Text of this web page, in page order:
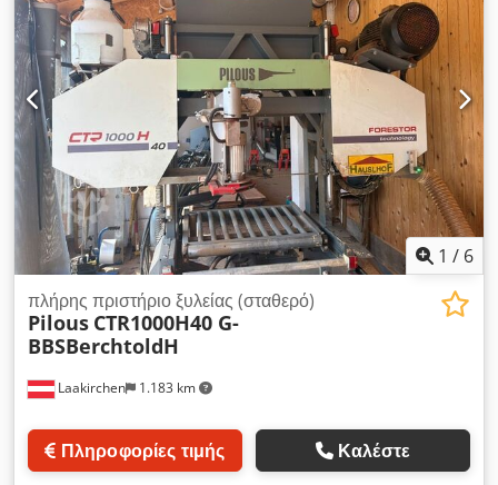
1 / 6
Laakirchen 1.183 km
πλήρης πριστήριο ξυλείας (σταθερό)
Pilous CTR1000H40 G-
BBSBerchtoldH
Πληροφορίες τιμής Καλέστε